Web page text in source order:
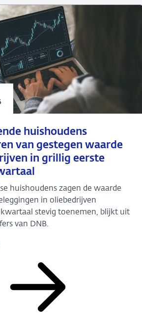
huishoudens
van gestegen waarde
in grillig eerste
huishoudens zagen de waarde
in oliebedrijven
stevig toenemen, blijkt uit
van DNB.
gestegen